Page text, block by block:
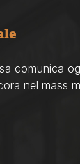
comunica
nel mass